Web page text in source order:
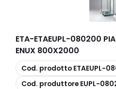
ETA-ETAEUPL-080200
ENUX 800X2000
copia
Cod. prodotto ETAEUPL-
copia
Cod. produttore EUPL-